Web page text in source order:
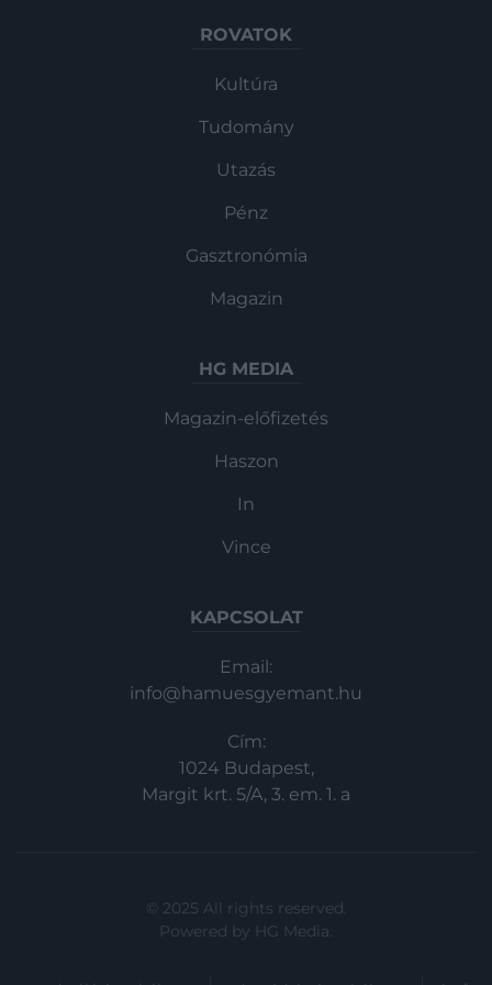
ROVATOK
Kultúra
Tudomány
Utazás
Pénz
Gasztronómia
Magazin
HG MEDIA
Magazin-előfizetés
Haszon
In
Vince
KAPCSOLAT
Email:
info@hamuesgyemant.hu
Cím:
1024 Budapest,
Margit krt. 5/A, 3. em. 1. a
© 2025 All rights reserved.
Powered by HG Media.